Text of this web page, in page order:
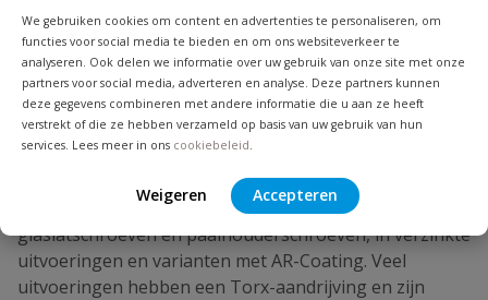
We gebruiken cookies om content en advertenties te personaliseren, om
functies voor social media te bieden en om ons websiteverkeer te
analyseren. Ook delen we informatie over uw gebruik van onze site met onze
partners voor social media, adverteren en analyse. Deze partners kunnen
deze gegevens combineren met andere informatie die u aan ze heeft
verstrekt of die ze hebben verzameld op basis van uw gebruik van hun
services. Lees meer in ons cookiebeleid
Weigeren Accepteren
zijn ontworpen om snel, eenvoudig en veilig te
verwerken en goed te presteren in verschillende
bouwstoffen. Volgens DynaPlus zijn veel schroeven
gemaakt van gehard carbonstaal en supersterk, zodat
de kans op afbreken tijdens het indraaien afneemt. Op
Tyleenslang.nl shop je DynaPlus schroeven voor
uiteenlopende toepassingen. In het assortiment vind je
onder meer spaanplaatschroeven, beslagschroeven,
glaslatschroeven en paalhouderschroeven, in verzinkte
uitvoeringen en varianten met AR-Coating. Veel
uitvoeringen hebben een Torx-aandrijving en zijn